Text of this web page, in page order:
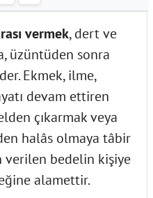
vermek, dert ve
üzüntüden sonra
Ekmek, ilme,
devam ettiren
çıkarmak veya
halâs olmaya tâbir
verilen bedelin kişiye
alamettir.